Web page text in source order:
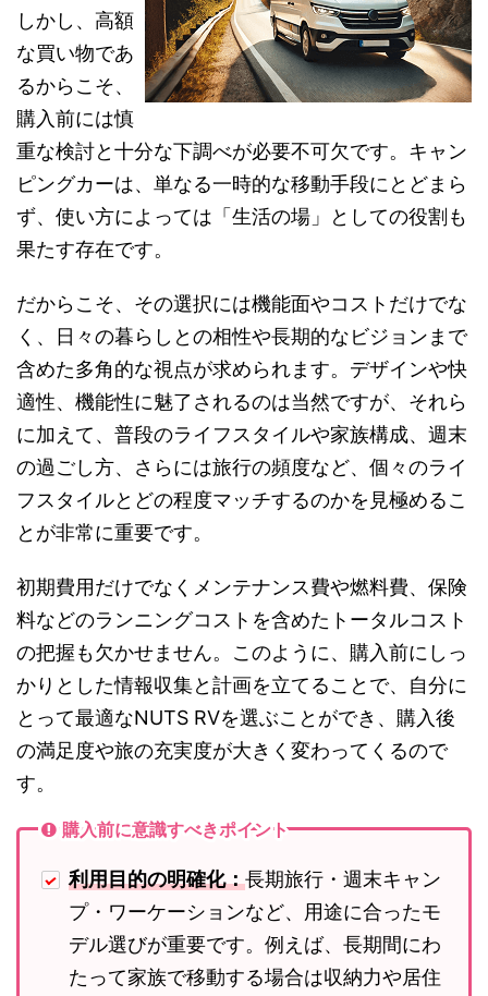
しかし、高額
な買い物であ
るからこそ、
購入前には慎
重な検討と十分な下調べが必要不可欠です。キャン
ピングカーは、単なる一時的な移動手段にとどまら
ず、使い方によっては「生活の場」としての役割も
果たす存在です。
だからこそ、その選択には機能面やコストだけでな
く、日々の暮らしとの相性や長期的なビジョンまで
含めた多角的な視点が求められます。デザインや快
適性、機能性に魅了されるのは当然ですが、それら
に加えて、普段のライフスタイルや家族構成、週末
の過ごし方、さらには旅行の頻度など、個々のライ
フスタイルとどの程度マッチするのかを見極めるこ
とが非常に重要です。
初期費用だけでなくメンテナンス費や燃料費、保険
料などのランニングコストを含めたトータルコスト
の把握も欠かせません。このように、購入前にしっ
かりとした情報収集と計画を立てることで、自分に
とって最適なNUTS RVを選ぶことができ、購入後
の満足度や旅の充実度が大きく変わってくるので
す。
購入前に意識すべきポイント
利用目的の明確化：長期旅行・週末キャン
プ・ワーケーションなど、用途に合ったモ
デル選びが重要です。例えば、長期間にわ
たって家族で移動する場合は収納力や居住